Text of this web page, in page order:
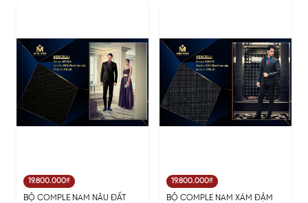
19.800.000₫
BỘ COMPLE NAM NÂU ĐẤT
19.800.000₫
BỘ COMPLE NAM XÁM ĐẬM